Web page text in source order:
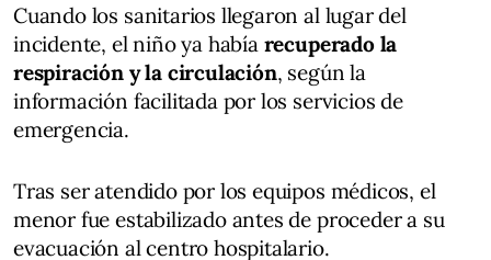
Cuando los sanitarios llegaron al lugar del
incidente, el niño ya había recuperado la
respiración y la circulación, según la
información facilitada por los servicios de
emergencia.
Tras ser atendido por los equipos médicos, el
menor fue estabilizado antes de proceder a su
evacuación al centro hospitalario.